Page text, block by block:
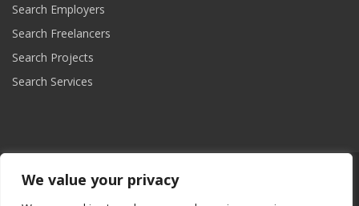
We value your privacy
Search Employers
Search Freelancers
Search Projects
Search Services
Join Now